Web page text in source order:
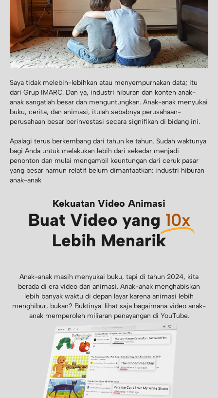
Saya tidak melebih-lebihkan atau menyempurnakan data; itu
dari Grup IMARC. Dan ya, industri hiburan dan konten anak-
anak sangatlah besar dan menguntungkan. Anak-anak menyukai
buku, cerita, dan animasi, itulah sebabnya perusahaan-
perusahaan besar berinvestasi secara signifikan di bidang ini.
Apalagi terus berkembang dari tahun ke tahun. Sudah waktunya
bagi Anda untuk melakukan lebih dari sekedar menjadi
penonton dan mulai mengambil keuntungan dari ceruk pasar
yang besar namun relatif belum dimanfaatkan: industri hiburan
anak-anak
Kekuatan Video Animasi
Buat Video yang 10x
Lebih Menarik
Anak-anak masih menyukai buku, tapi di tahun 2024, kita
berada di era video dan animasi. Anak-anak menghabiskan
lebih banyak waktu di depan layar karena animasi lebih
menghibur, bukan? Buktinya: lihat saja bagaimana video anak-
anak memperoleh miliaran penayangan di YouTube.